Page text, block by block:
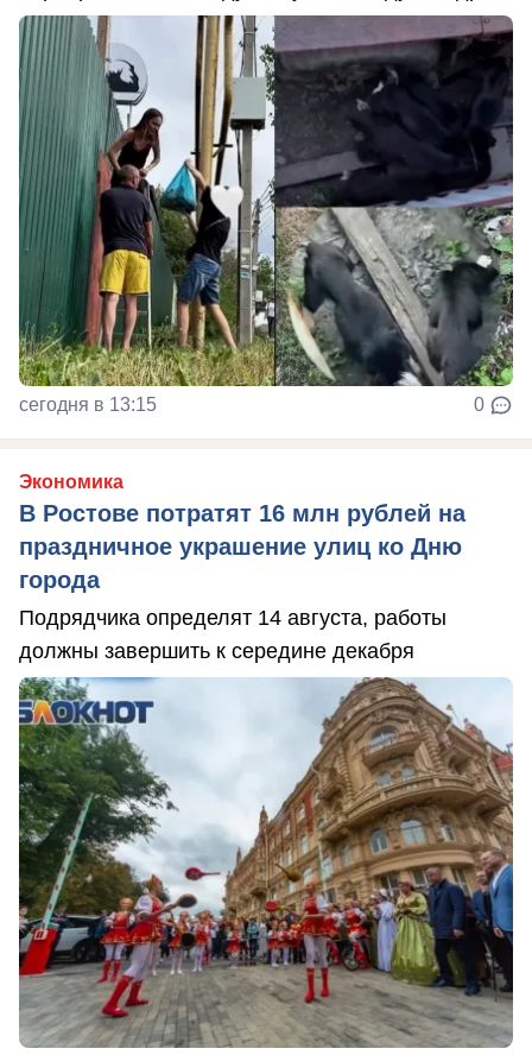
сегодня в 13:15 0
Экономика
В Ростове потратят 16 млн рублей на
праздничное украшение улиц ко Дню
города
Подрядчика определят 14 августа, работы
должны завершить к середине декабря